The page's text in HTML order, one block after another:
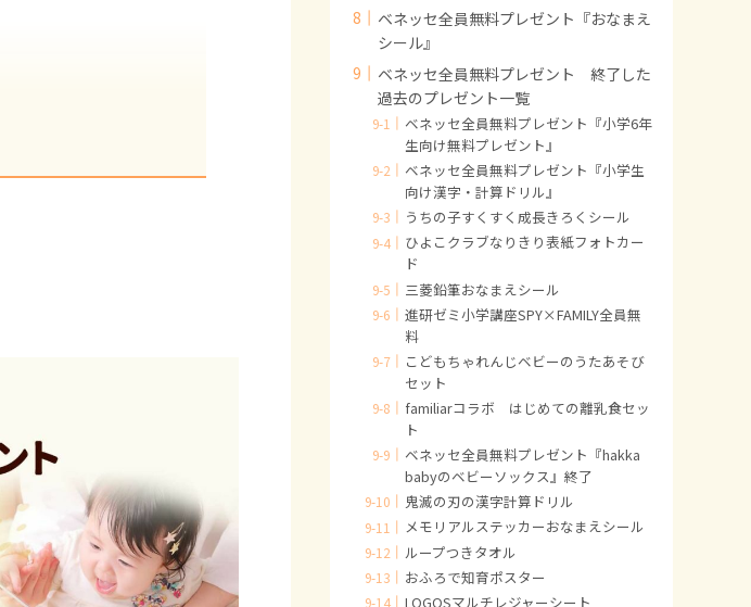
ベネッセ全員無料プレゼント『おなまえ
シール』
ベネッセ全員無料プレゼント 終了した
過去のプレゼント一覧
ベネッセ全員無料プレゼント『小学6年
生向け無料プレゼント』
ベネッセ全員無料プレゼント『小学生
向け漢字・計算ドリル』
うちの子すくすく成長きろくシール
ひよこクラブなりきり表紙フォトカー
ド
三菱鉛筆おなまえシール
進研ゼミ小学講座SPY×FAMILY全員無
料
こどもちゃれんじベビーのうたあそび
セット
familiarコラボ はじめての離乳食セッ
ト
ベネッセ全員無料プレゼント『hakka
babyのベビーソックス』終了
鬼滅の刃の漢字計算ドリル
メモリアルステッカーおなまえシール
ループつきタオル
おふろで知育ポスター
LOGOSマルチレジャーシート